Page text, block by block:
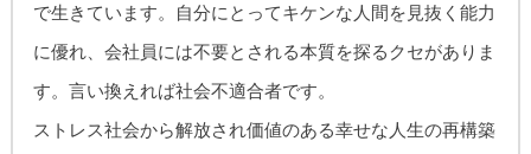
で生きています。自分にとってキケンな人間を見抜く能力
に優れ、会社員には不要とされる本質を探るクセがありま
す。言い換えれば社会不適合者です。
ストレス社会から解放され価値のある幸せな人生の再構築